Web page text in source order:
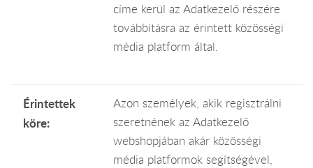
címe kerül az Adatkezelő részére
továbbításra az érintett közösségi
média platform által.
Érintettek
köre:
Azon személyek, akik regisztrálni
szeretnének az Adatkezelő
webshopjában akár közösségi
média platformok segítségével,